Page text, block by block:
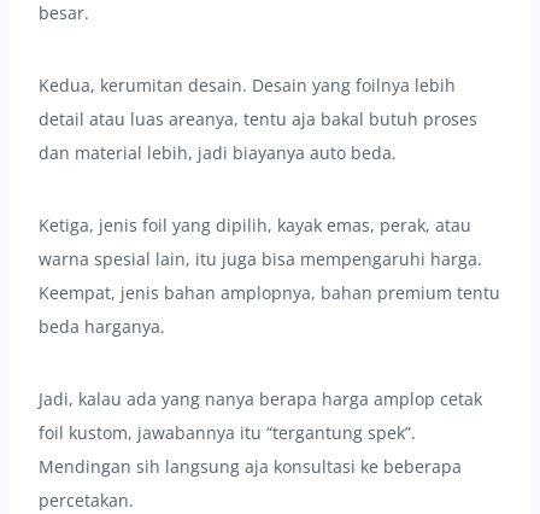
besar.
Kedua, kerumitan desain. Desain yang foilnya lebih
detail atau luas areanya, tentu aja bakal butuh proses
dan material lebih, jadi biayanya auto beda.
Ketiga, jenis foil yang dipilih, kayak emas, perak, atau
warna spesial lain, itu juga bisa mempengaruhi harga.
Keempat, jenis bahan amplopnya, bahan premium tentu
beda harganya.
Jadi, kalau ada yang nanya berapa harga amplop cetak
foil kustom, jawabannya itu “tergantung spek”.
Mendingan sih langsung aja konsultasi ke beberapa
percetakan.